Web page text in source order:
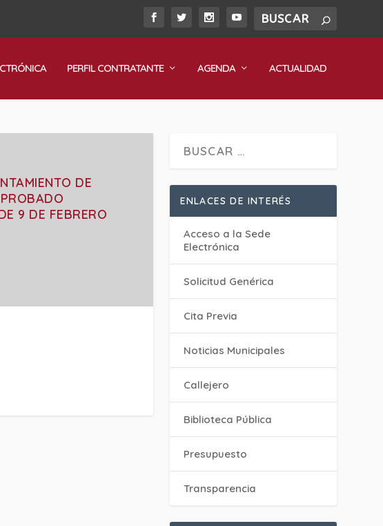
PERFIL CONTRATANTE AGENDA ACTUALIDAD
DE
9 DE FEBRERO
ENLACES DE INTERÉS
Acceso a la Sede
Electrónica
Solicitud Genérica
Cita Previa
‎Noticias Municipales
Callejero
Biblioteca Pública
Presupuesto
Transparencia